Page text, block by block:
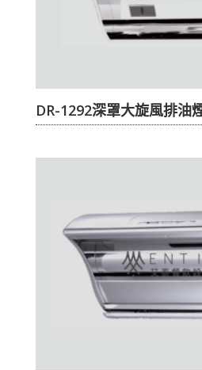
DR-1292深罩大旋風排油